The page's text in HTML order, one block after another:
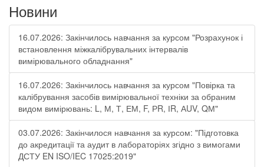
Новини
16.07.2026: Закінчилось навчання за курсом "Розрахунок і
встановлення міжкалібрувальних інтервалів
вимірювального обладнання"
16.07.2026: Закінчилось навчання за курсом "Повірка та
калібрування засобів вимірювальної техніки за обраним
видом вимірювань: L, М, Т, ЕМ, F, РR, ІR, АUV, QМ"
03.07.2026: Закінчилося навчання за курсом: "Підготовка
до акредитації та аудит в лабораторіях згідно з вимогами
ДСТУ EN ISO/IEC 17025:2019"